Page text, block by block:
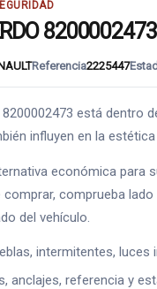
Referencia2225447
8200002473 está
influyen en la
económica para
comprueba
del vehículo.
intermitentes, luces
anclajes, referencia y